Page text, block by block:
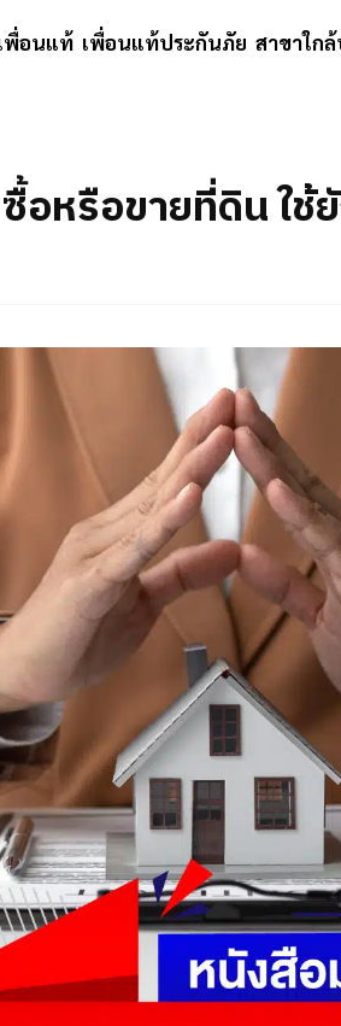
พื่อนแท้ เพื่อนแท้ประกันภัย สาขาใก
หรือขายที่ดิน ใช้